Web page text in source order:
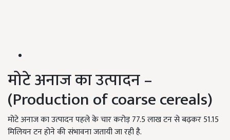
मोटे अनाज का उत्पादन –
(Production of coarse cereals)
मोटे अनाज का उत्पादन पहले के चार करोड़ 77.5 लाख टन से बढ़कर 51.15
मिलियन टन होने की संभावना जतायी जा रही है.